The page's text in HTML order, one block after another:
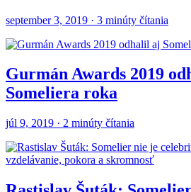
september 3, 2019 · 3 minúty čítania
Gurmán Awards 2019
Someliera roka
júl 9, 2019 · 2 minúty čítania